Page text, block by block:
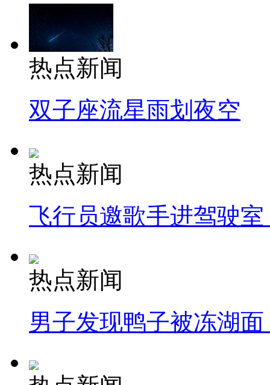
热点新闻
双子座流星雨划夜空
热点新闻
飞行员邀歌手进驾驶
热点新闻
男子发现鸭子被冻湖